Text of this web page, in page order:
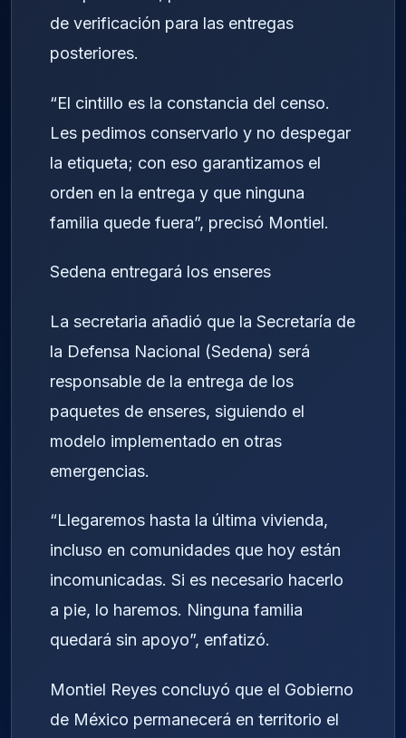
de verificación para las entregas
posteriores.
“El cintillo es la constancia del censo.
Les pedimos conservarlo y no despegar
la etiqueta; con eso garantizamos el
orden en la entrega y que ninguna
familia quede fuera”, precisó Montiel.
Sedena entregará los enseres
La secretaria añadió que la Secretaría de
la Defensa Nacional (Sedena) será
responsable de la entrega de los
paquetes de enseres, siguiendo el
modelo implementado en otras
emergencias.
“Llegaremos hasta la última vivienda,
incluso en comunidades que hoy están
incomunicadas. Si es necesario hacerlo
a pie, lo haremos. Ninguna familia
quedará sin apoyo”, enfatizó.
Montiel Reyes concluyó que el Gobierno
de México permanecerá en territorio el